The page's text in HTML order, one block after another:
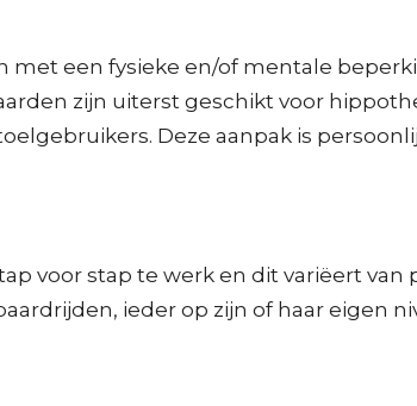
een fysieke en/of mentale
zijn uiterst geschikt voor
Deze aanpak is
voor stap te werk en dit variëert
ieder op zijn of haar eigen